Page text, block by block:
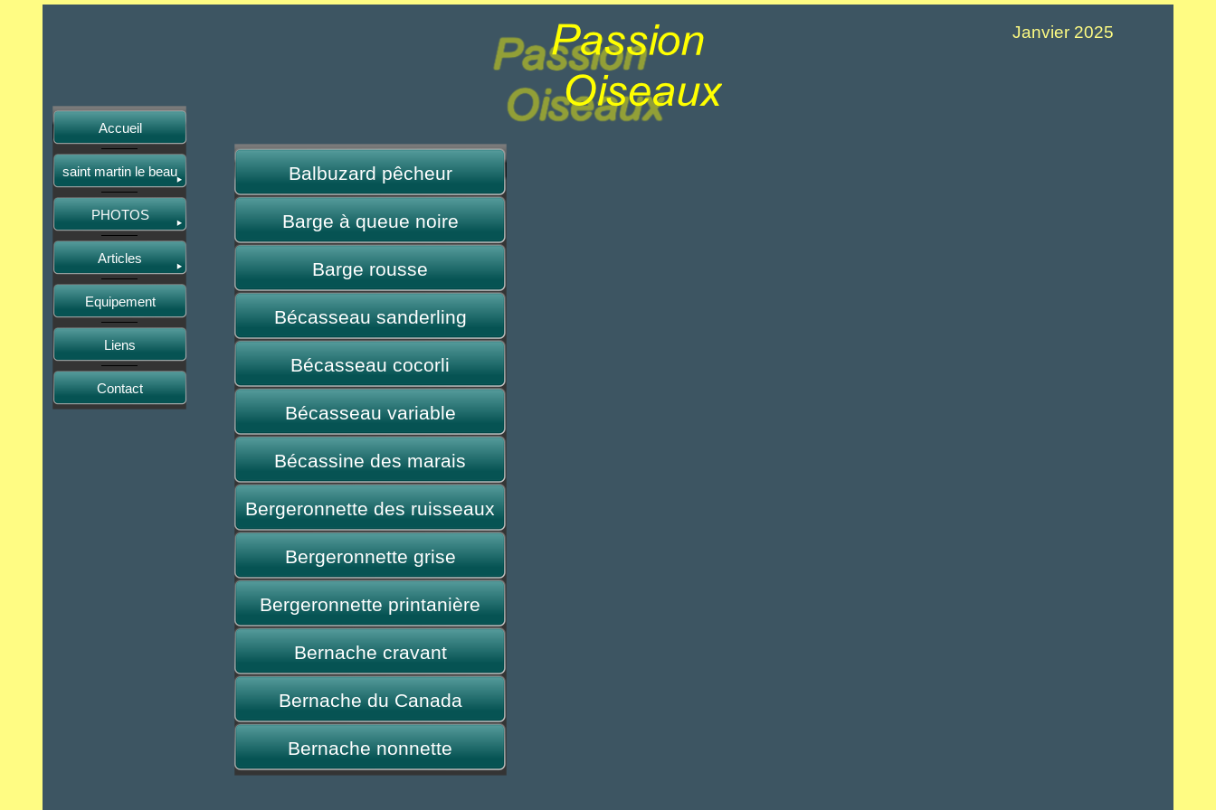
Accueil
saint martin le beau
PHOTOS
Articles
Equipement
Liens
Contact
Janvier 2025
Balbuzard pêcheur
Barge à queue noire
Barge rousse
Bécasseau sanderling
Bécasseau cocorli
Bécasseau variable
Bécassine des marais
Bergeronnette des ruisseaux
Bergeronnette grise
Bergeronnette printanière
Bernache cravant
Bernache du Canada
Bernache nonnette